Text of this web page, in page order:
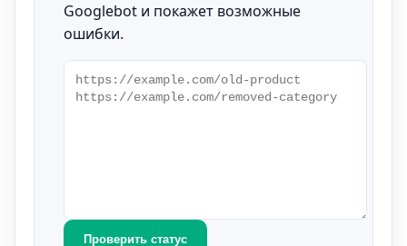
Googlebot и покажет возможные
ошибки.
Проверить статус